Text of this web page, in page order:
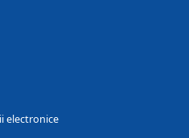
electronice